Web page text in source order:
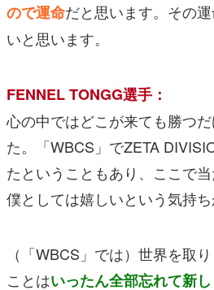
ので運命だと思います。その
いと思います。
FENNEL TONGG選手：
心の中ではどこが来ても勝つ
た。「WBCS」でZETA
たということもあり、ここで
僕としては嬉しいという気持ち
（「WBCS」では）世界を取
ことはいったん全部忘れて新